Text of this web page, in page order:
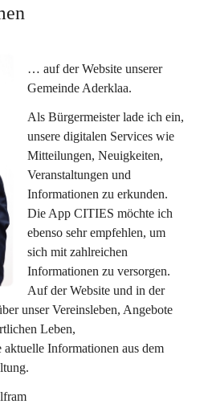
… auf der Website unserer
Gemeinde Aderklaa.
Als Bürgermeister lade ich ein,
unsere digitalen Services wie
Mitteilungen, Neuigkeiten,
Veranstaltungen und
Informationen zu erkunden.
Die App CITIES möchte ich
ebenso sehr empfehlen, um
sich mit zahlreichen
Informationen zu versorgen.
Auf der Website und in der
unser Vereinsleben, Angebote
Leben,
aktuelle Informationen aus dem